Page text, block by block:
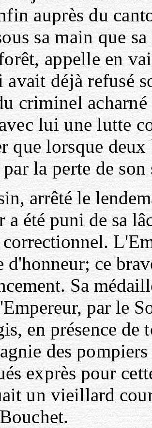
auprès du
sa main que
appelle en
avait déjà refusé
criminel
lui une lutte
que lorsque
la perte de son
arrêté le
a été puni de sa
d'honneur; ce
Sa
par le
en présence de
des pompiers
exprèspour
un vieillard